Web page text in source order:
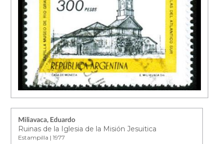
Miliavaca, Eduardo
Ruinas de la Iglesia de la Misión Jesuitica
Estampilla | 1977